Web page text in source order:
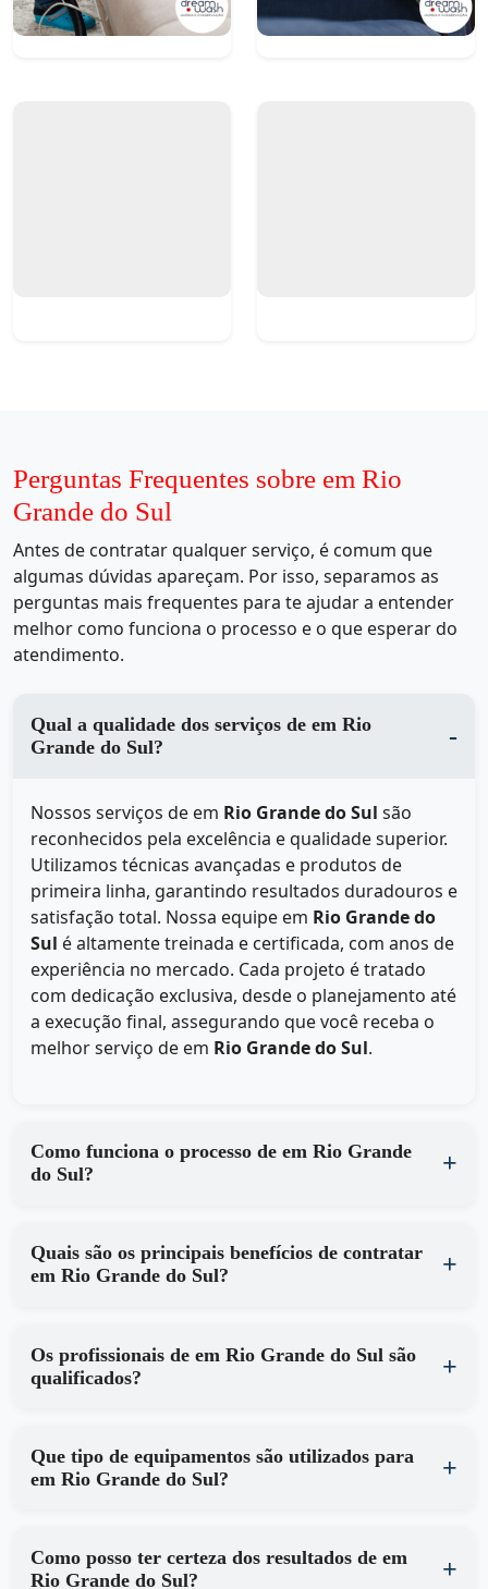
Perguntas Frequentes sobre em Rio
Grande do Sul
Antes de contratar qualquer serviço, é comum que
algumas dúvidas apareçam. Por isso, separamos as
perguntas mais frequentes para te ajudar a entender
melhor como funciona o processo e o que esperar do
atendimento.
Qual a qualidade dos serviços de em Rio
Grande do Sul?
Nossos serviços de em Rio Grande do Sul são
reconhecidos pela excelência e qualidade superior.
Utilizamos técnicas avançadas e produtos de
primeira linha, garantindo resultados duradouros e
satisfação total. Nossa equipe em Rio Grande do
Sul é altamente treinada e certificada, com anos de
experiência no mercado. Cada projeto é tratado
com dedicação exclusiva, desde o planejamento até
a execução final, assegurando que você receba o
melhor serviço de em Rio Grande do Sul.
Como funciona o processo de em Rio Grande
do Sul?
Quais são os principais benefícios de contratar
em Rio Grande do Sul?
Os profissionais de em Rio Grande do Sul são
qualificados?
Que tipo de equipamentos são utilizados para
em Rio Grande do Sul?
Como posso ter certeza dos resultados de em
Rio Grande do Sul?